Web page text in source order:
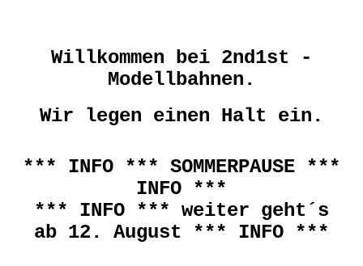
Willkommen bei 2nd1st -
Modellbahnen.
Wir legen einen Halt ein.
*** INFO *** SOMMERPAUSE ***
INFO ***
*** INFO *** weiter geht´s
ab 12. August *** INFO ***